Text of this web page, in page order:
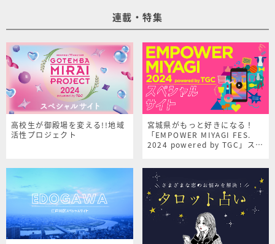
連載・特集
高校生が御殿場を変える!!地域
活性プロジェクト
宮城県がもっと好きになる！
「EMPOWER MIYAGI FES.
2024 powered by TGC」スペ